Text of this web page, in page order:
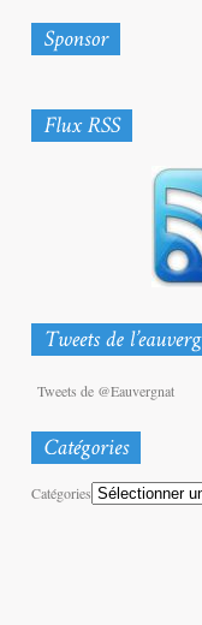
Tweets de @Eauvergnat
Catégories